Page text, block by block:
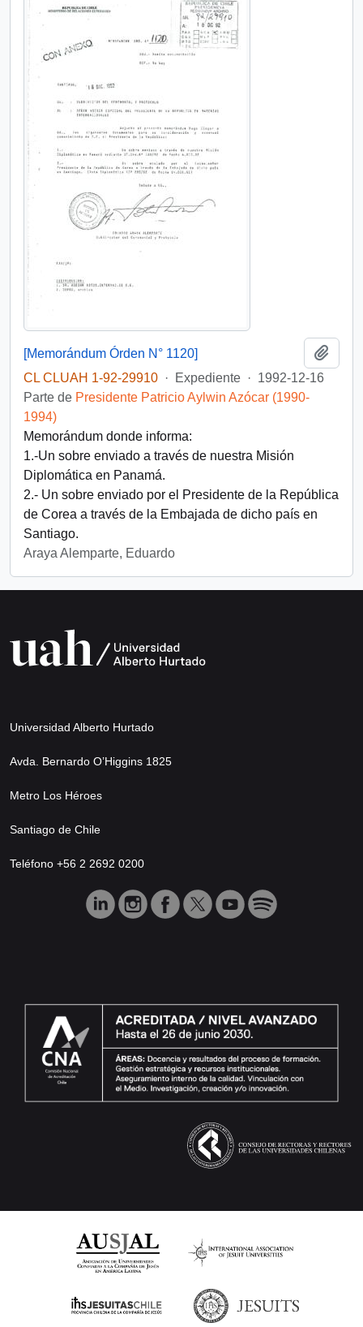
[Memorándum Órden N° 1120]
CL CLUAH 1-92-29910 · Expediente · 1992-12-16
Parte de Presidente Patricio Aylwin Azócar (1990-
1994)
Memorándum donde informa:
1.-Un sobre enviado a través de nuestra Misión
Diplomática en Panamá.
2.- Un sobre enviado por el Presidente de la República
de Corea a través de la Embajada de dicho país en
Santiago.
Araya Alemparte, Eduardo
Universidad Alberto Hurtado
Avda. Bernardo O’Higgins 1825
Metro Los Héroes
Santiago de Chile
Teléfono +56 2 2692 0200